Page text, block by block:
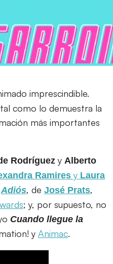
imprescindible.
como lo demuestra la
más importantes
Rodríguez y Alberto
Ramires y Laura
Adiós, de José Prats,
; y, por supuesto, no
Cuando llegue la
y Animac.